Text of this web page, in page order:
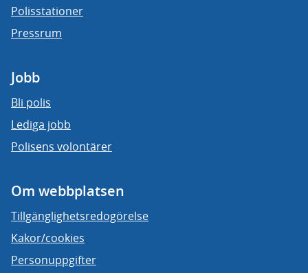
Polisstationer
Pressrum
Jobb
Bli polis
Lediga jobb
Polisens volontärer
Om webbplatsen
Tillgänglighetsredogörelse
Kakor/cookies
Personuppgifter